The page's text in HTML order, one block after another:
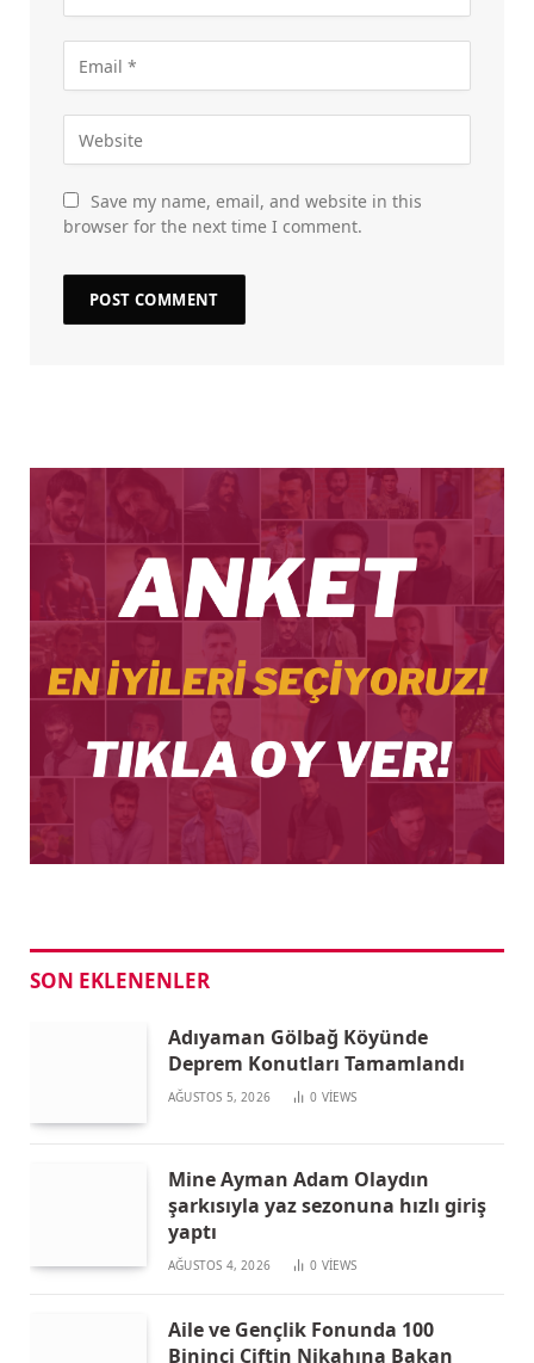
Save my name, email, and website in this
browser for the next time I comment.
SON EKLENENLER
Adıyaman Gölbağ Köyünde
Deprem Konutları Tamamlandı
AĞUSTOS 5, 2026 0 VIEWS
Mine Ayman Adam Olaydın
şarkısıyla yaz sezonuna hızlı giriş
yaptı
AĞUSTOS 4, 2026 0 VIEWS
Aile ve Gençlik Fonunda 100
Bininci Çiftin Nikahına Bakan